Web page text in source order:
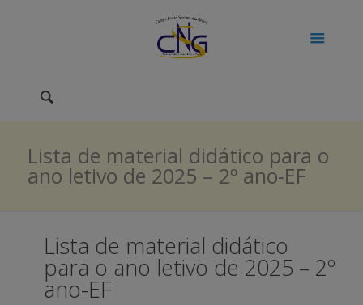
Lista de material didático para o
ano letivo de 2025 – 2º ano-EF
Lista de material didático
para o ano letivo de 2025 – 2º
ano-EF